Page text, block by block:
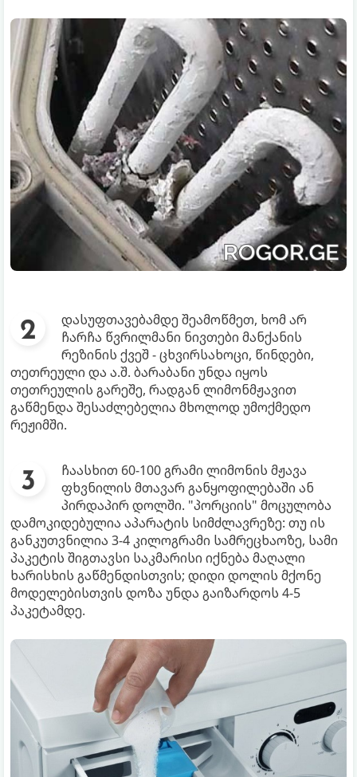
დასუფთავებამდე შეამოწმეთ, ხომ არ
ჩარჩა წვრილმანი ნივთები მანქანის
რეზინის ქვეშ - ცხვირსახოცი, წინდები,
თეთრეული და ა.შ. ბარაბანი უნდა იყოს
თეთრეულის გარეშე, რადგან ლიმონმჟავით
გაწმენდა შესაძლებელია მხოლოდ უმოქმედო
რეჟიმში.
ჩაასხით 60-100 გრამი ლიმონის მჟავა
ფხვნილის მთავარ განყოფილებაში ან
პირდაპირ დოლში. "პორციის" მოცულობა
დამოკიდებულია აპარატის სიმძლავრეზე: თუ ის
განკუთვნილია 3-4 კილოგრამი სამრეცხაოზე, სამი
პაკეტის შიგთავსი საკმარისი იქნება მაღალი
ხარისხის გაწმენდისთვის; დიდი დოლის მქონე
მოდელებისთვის დოზა უნდა გაიზარდოს 4-5
პაკეტამდე.